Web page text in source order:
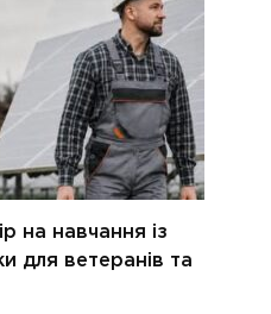
на навчання із
для ветеранів та